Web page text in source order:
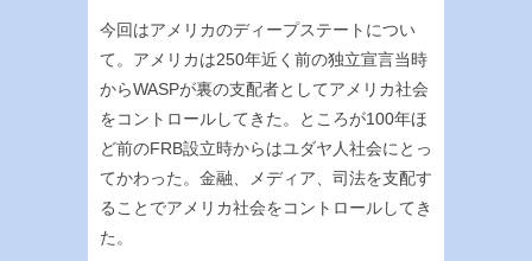
今回はアメリカのディープステートについ
て。アメリカは250年近く前の独立宣言当時
からWASPが裏の支配者としてアメリカ社会
をコントロールしてきた。ところが100年ほ
ど前のFRB設立時からはユダヤ人社会にとっ
てかわった。金融、メディア、司法を支配す
ることでアメリカ社会をコントロールしてき
た。